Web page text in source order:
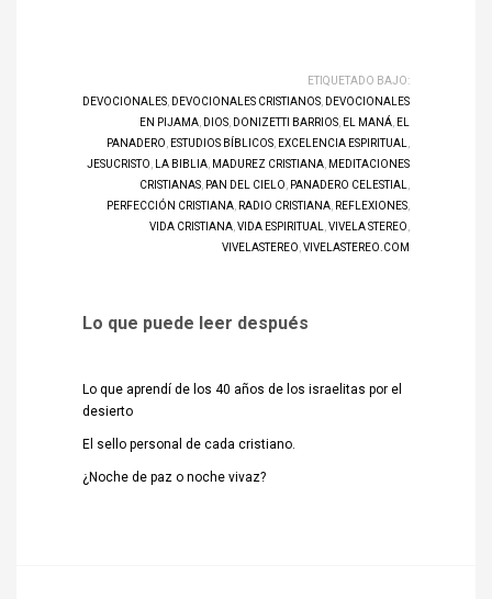
ETIQUETADO BAJO:
DEVOCIONALES DEVOCIONALES CRISTIANOS DEVOCIONALES
EN PIJAMA DIOS DONIZETTI BARRIOS EL MANÁ EL
PANADERO
ESTUDIOS BÍBLICOS EXCELENCIA ESPIRITUAL
JESUCRISTO
LA BIBLIA MADUREZ CRISTIANA MEDITACIONES
CRISTIANAS PAN DEL CIELO PANADERO CELESTIAL
PERFECCIÓN CRISTIANA RADIO CRISTIANA REFLEXIONES
VIDA CRISTIANA VIDA ESPIRITUAL VIVELA STEREO
VIVELASTEREO VIVELASTEREO.COM
Lo que puede leer después
Lo que aprendí de los 40 años de los israelitas por el
desierto
El sello personal de cada cristiano.
¿Noche de paz o noche vivaz?